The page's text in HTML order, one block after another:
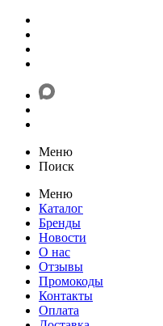
Меню
Поиск
Меню
Каталог
Бренды
Новости
О нас
Отзывы
Промокоды
Контакты
Оплата